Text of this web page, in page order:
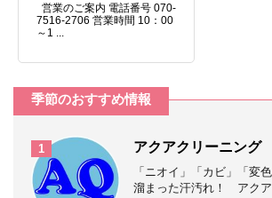
営業のご案内 電話番号 070-
7516-2706 営業時間 10：00
～1 ...
季節のおすすめ情報
1 アクアクリーニング
「ニオイ」「カビ」「変
溜まった汗汚れ！ アクア